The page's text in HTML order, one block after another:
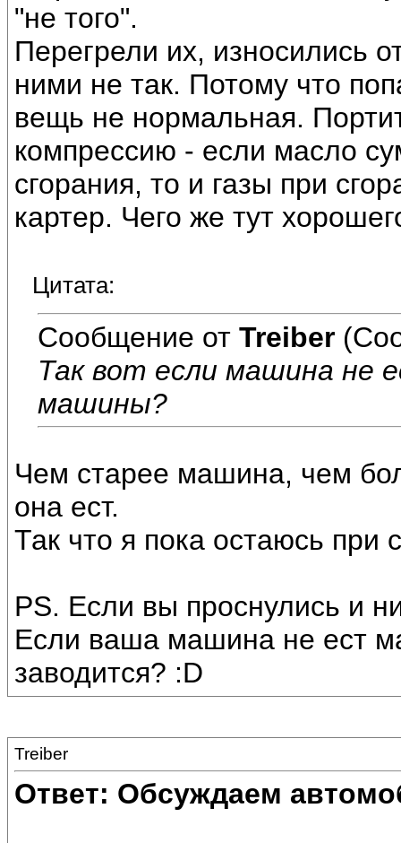
"не того".
Перегрели их, износились
ними не так. Потому что
вещь не нормальная.
компрессию - если масло
сгорания, то и газы при
картер. Чего же тут
Цитата:
Сообщение от Treiber
Так вот если машина не
машины?
Чем старее машина, чем
она ест.
Так что я пока остаюсь
PS. Если вы проснулись и
Если ваша машина не ест
заводится? :D
Treiber
Ответ: Обсуждаем